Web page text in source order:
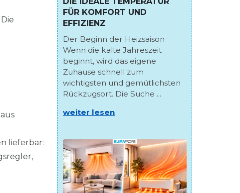
lieferbar:
FÜR KOMFORT UND
EFFIZIENZ
Der Beginn der Heizsaison
Wenn die kalte Jahreszeit
beginnt, wird das eigene
Zuhause schnell zum
wichtigsten und gemütlichsten
Rückzugsort. Die Suche ...
weiter lesen